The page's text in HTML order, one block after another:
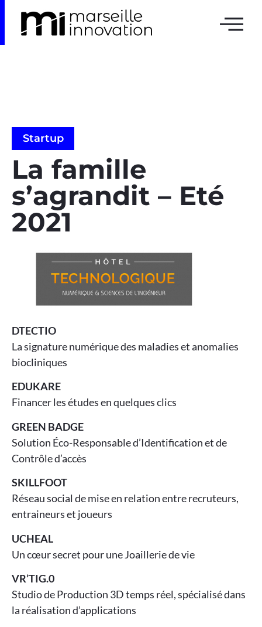
Startup
La famille
s’agrandit – Eté
2021
DTECTIO
La signature numérique des maladies et anomalies
biocliniques
EDUKARE
Financer les études en quelques clics
GREEN BADGE
Solution Éco-Responsable d’Identification et de
Contrôle d’accès
SKILLFOOT
Réseau social de mise en relation entre recruteurs,
entraineurs et joueurs
UCHEAL
Un cœur secret pour une Joaillerie de vie
VR’TIG.0
Studio de Production 3D temps réel, spécialisé dans
la réalisation d’applications